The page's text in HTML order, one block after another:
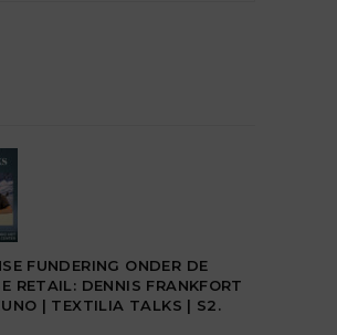
FUNDERING ONDER DE
RETAIL: DENNIS FRANKFORT
| TEXTILIA TALKS | S2.